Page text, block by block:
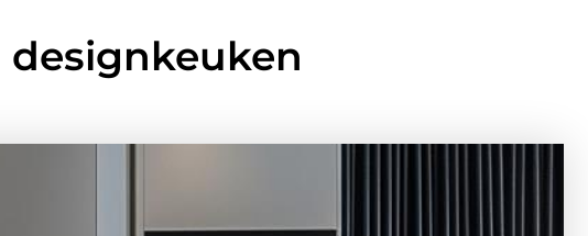
designkeuken